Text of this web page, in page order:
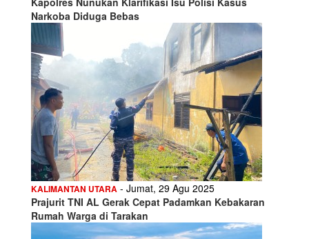
Narkoba Diduga Bebas
KALIMANTAN UTARA - Jumat, 29 Agu 2025
Prajurit TNI AL Gerak Cepat Padamkan Kebakaran
Rumah Warga di Tarakan